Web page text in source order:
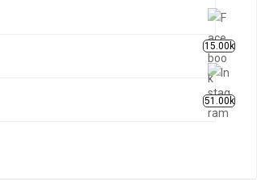
15.00k
51.00k